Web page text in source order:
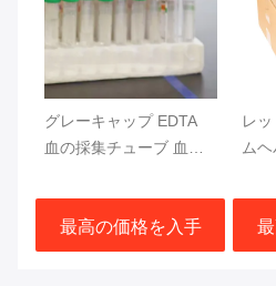
グレーキャップ EDTA
血の採集チューブ 血糖
プル
最高の価格を入手
レ
ム
ジェ